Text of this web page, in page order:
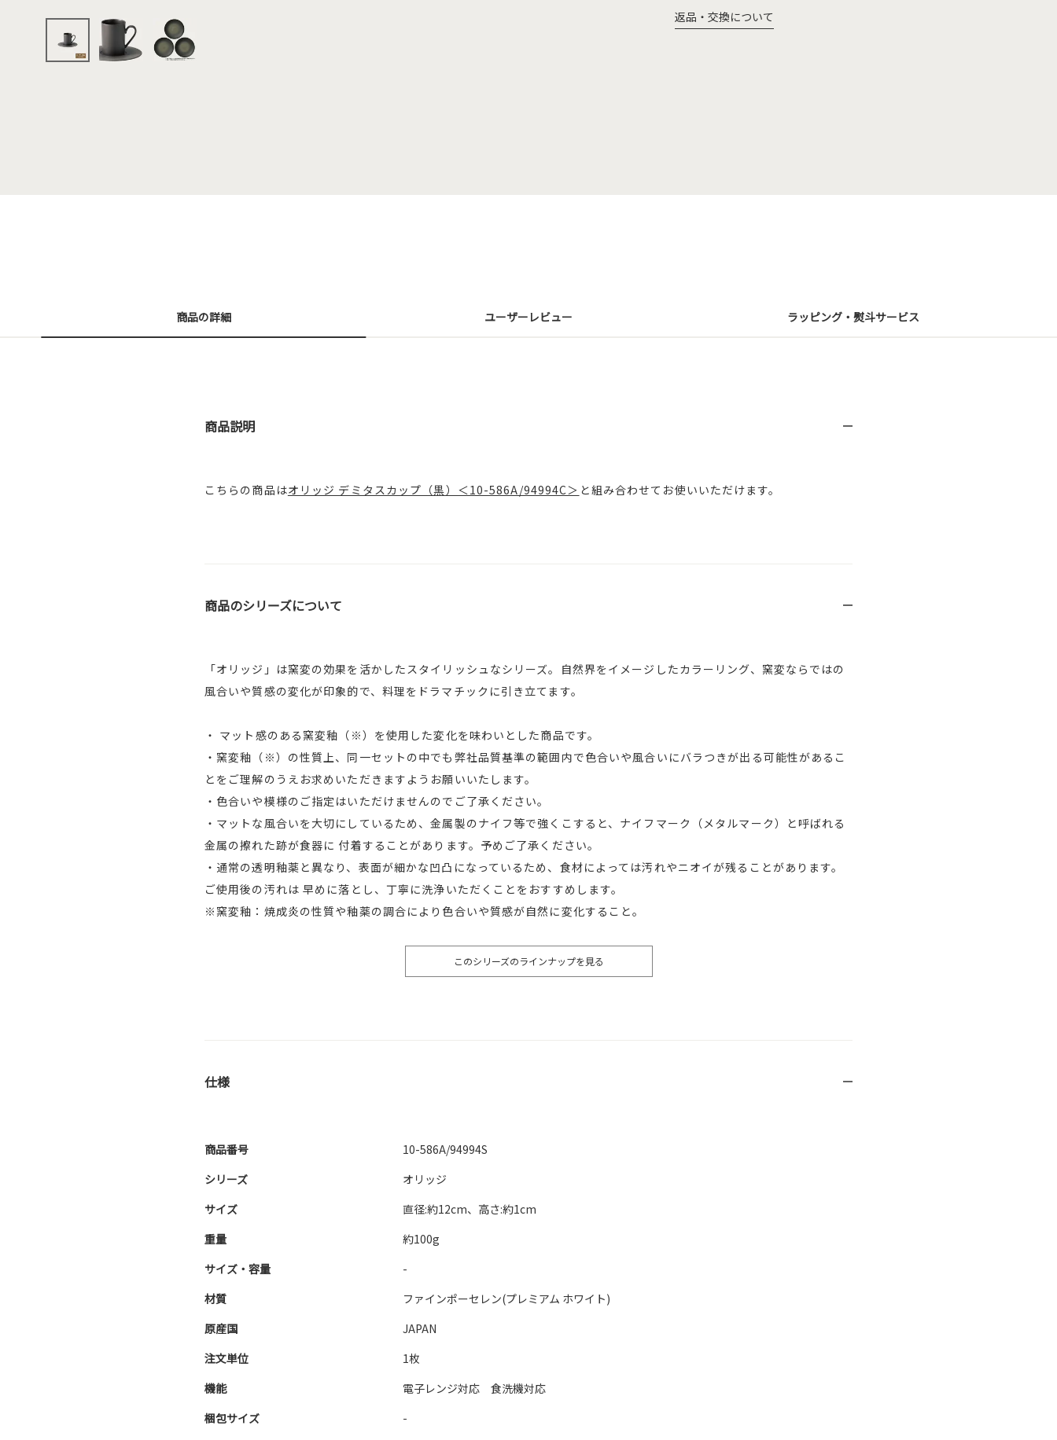
返品・交換について
商品の詳細 ユーザーレビュー ラッピング・熨斗サービス
商品説明
こちらの商品はオリッジ デミタスカップ（黒）＜10-586A/94994C＞ と組み合わせてお使いいただけます。
商品のシリーズについて
「オリッジ」は窯変の効果を活かしたスタイリッシュなシリーズ。自然界をイメージしたカラーリング、窯変ならではの
風合いや質感の変化が印象的で、料理をドラマチックに引き立てます。
・ マット感のある窯変釉（※）を使用した変化を味わいとした商品です。
・窯変釉（※）の性質上、同一セットの中でも弊社品質基準の範囲内で色合いや風合いにバラつきが出る可能性があるこ
とをご理解のうえお求めいただきますようお願いいたします。
・色合いや模様のご指定はいただけませんのでご了承ください。
・マットな風合いを大切にしているため、金属製のナイフ等で強くこすると、ナイフマーク（メタルマーク）と呼ばれる
金属の擦れた跡が食器に 付着することがあります。予めご了承ください。
・通常の透明釉薬と異なり、表面が細かな凹凸になっているため、食材によっては汚れやニオイが残ることがあります。
ご使用後の汚れは 早めに落とし、丁寧に洗浄いただくことをおすすめします。
※窯変釉：焼成炎の性質や釉薬の調合により色合いや質感が自然に変化すること。
このシリーズのラインナップを見る
仕様
商品番号
10-586A/94994S
シリーズ
オリッジ
サイズ
直径:約12cm、高さ:約1cm
重量
約100g
サイズ・容量
-
材質
ファインポーセレン(プレミアム ホワイト)
原産国
JAPAN
注文単位
1枚
機能
電子レンジ対応 食洗機対応
梱包サイズ
-